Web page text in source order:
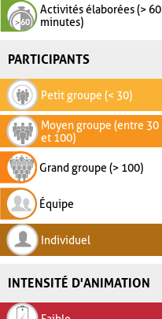
Activités élaborées (> 60
minutes)
PARTICIPANTS
Petit groupe (< 30)
Moyen groupe (entre 30
et 100)
Grand groupe (> 100)
Équipe
Individuel
INTENSITÉ D'ANIMATION